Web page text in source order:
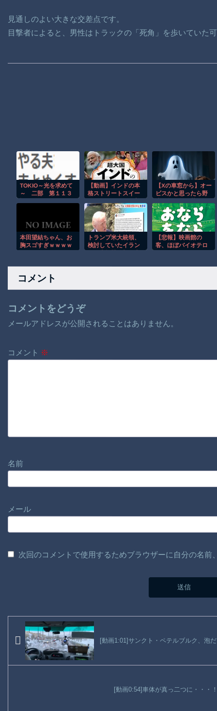
見通しのよい大きな交差点です。
目撃者によると、男性はトラックの「死角」を歩いていた
TOKIO～光を求めて
～ 二部 第１１３
【動画】インドの本
格ストリートスイー
味そうな雰囲気
【Xの車窓から】オー
ビスかと思ったら野
か
本田望結ちゃん、お
胸スゴすぎｗｗｗｗ
トランプ米大統領、
検討していたイラン
【悲報】映画館の
客、ほぼバイオテロ
にｗｗｗｗ
コメント
コメントをどうぞ
メールアドレスが公開されることはありません。
コメント ※
名前
メール
次回のコメントで使用するためブラウザーに自分の名
[動画1:01]サンクト・ペテルブルク、泡
[動画0:54]車体が真っ二つに・・・